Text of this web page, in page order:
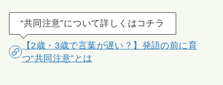
“共同注意”について詳しくはコチラ
【2歳・3歳で言葉が遅い？】発語の前に育
つ“共同注意”とは